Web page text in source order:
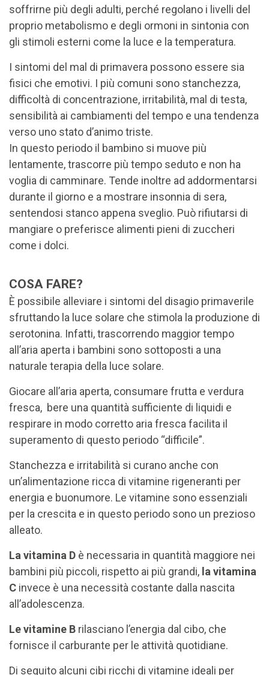
soffrirne più degli adulti, perché regolano i livelli del
proprio metabolismo e degli ormoni in sintonia con
gli stimoli esterni come la luce e la temperatura.
I sintomi del mal di primavera possono essere sia
fisici che emotivi. I più comuni sono stanchezza,
difficoltà di concentrazione, irritabilità, mal di testa,
sensibilità ai cambiamenti del tempo e una tendenza
verso uno stato d’animo triste.
In questo periodo il bambino si muove più
lentamente, trascorre più tempo seduto e non ha
voglia di camminare. Tende inoltre ad addormentarsi
durante il giorno e a mostrare insonnia di sera,
sentendosi stanco appena sveglio. Può rifiutarsi di
mangiare o preferisce alimenti pieni di zuccheri
come i dolci.
COSA FARE?
È possibile alleviare i sintomi del disagio primaverile
sfruttando la luce solare che stimola la produzione di
serotonina. Infatti, trascorrendo maggior tempo
all’aria aperta i bambini sono sottoposti a una
naturale terapia della luce solare.
Giocare all’aria aperta, consumare frutta e verdura
fresca, bere una quantità sufficiente di liquidi e
respirare in modo corretto aria fresca facilita il
superamento di questo periodo “difficile”.
Stanchezza e irritabilità si curano anche con
un’alimentazione ricca di vitamine rigeneranti per
energia e buonumore. Le vitamine sono essenziali
per la crescita e in questo periodo sono un prezioso
alleato.
La vitamina D è necessaria in quantità maggiore nei
bambini più piccoli, rispetto ai più grandi, la vitamina
C invece è una necessità costante dalla nascita
all’adolescenza.
Le vitamine B rilasciano l’energia dal cibo, che
fornisce il carburante per le attività quotidiane.
Di seguito alcuni cibi ricchi di vitamine ideali per